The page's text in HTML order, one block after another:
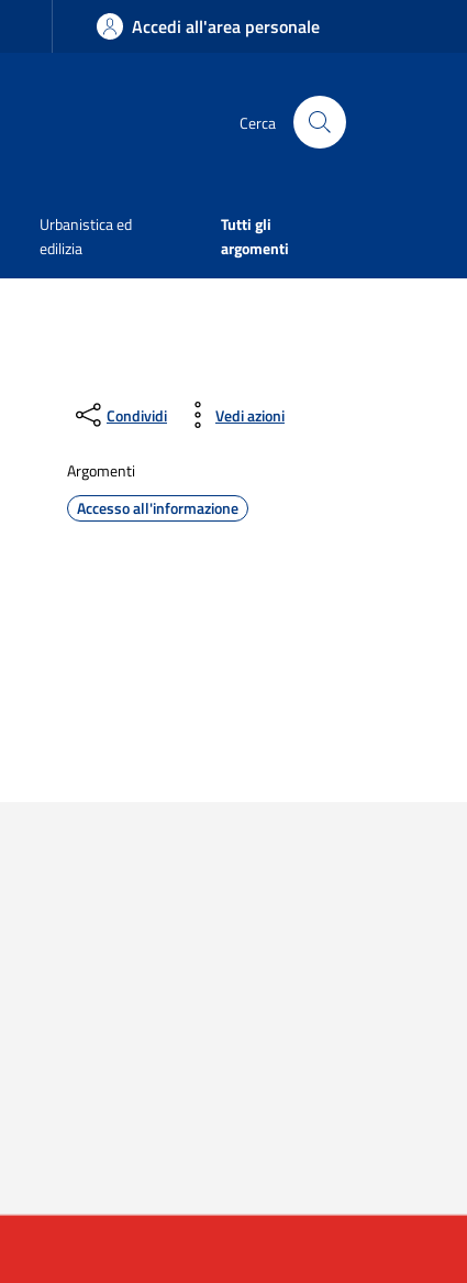
Accedi all'area personale
Cerca
Urbanistica ed
edilizia
Tutti gli
argomenti
Condividi Vedi azioni
Argomenti
Accesso all'informazione